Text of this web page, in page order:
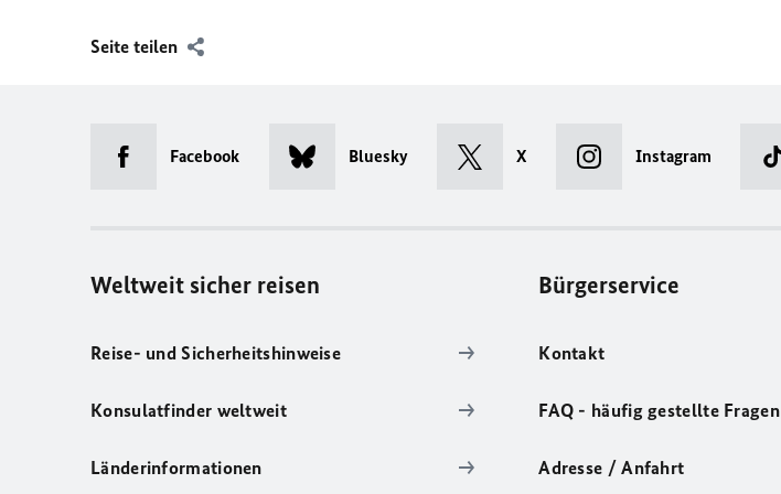
Seite teilen
Facebook Bluesky X Instagram
Weltweit sicher reisen
Reise- und Sicherheitshinweise
Konsulatfinder weltweit
Länderinformationen
Bürgerservice
Kontakt
FAQ - häufig gestellte Fragen
Adresse / Anfahrt